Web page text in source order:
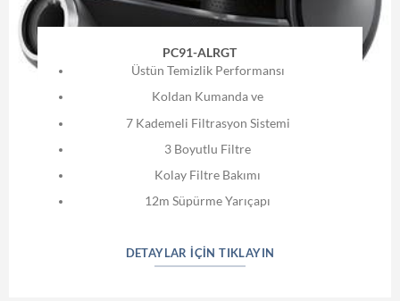
PC91-ALRGT
Üstün Temizlik Performansı
Koldan Kumanda ve
7 Kademeli Filtrasyon Sistemi
3 Boyutlu Filtre
Kolay Filtre Bakımı
12m Süpürme Yarıçapı
DETAYLAR IÇIN TIKLAYIN